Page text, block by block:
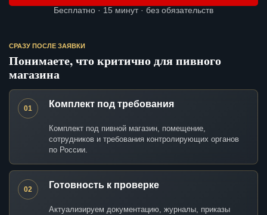
Бесплатно · 15 минут · без обязательств
СРАЗУ ПОСЛЕ ЗАЯВКИ
Понимаете, что критично для пивного
магазина
01 Комплект под требования
Комплект под пивной магазин, помещение,
сотрудников и требования контролирующих органов
по России.
02 Готовность к проверке
Актуализируем документацию, журналы, приказы